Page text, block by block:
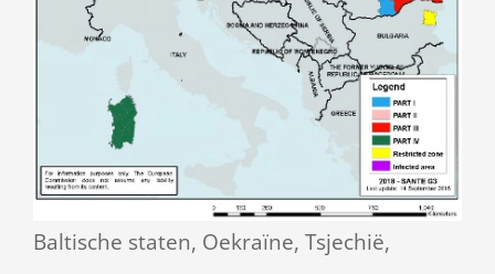
Baltische staten, Oekraïne, Tsjechië,